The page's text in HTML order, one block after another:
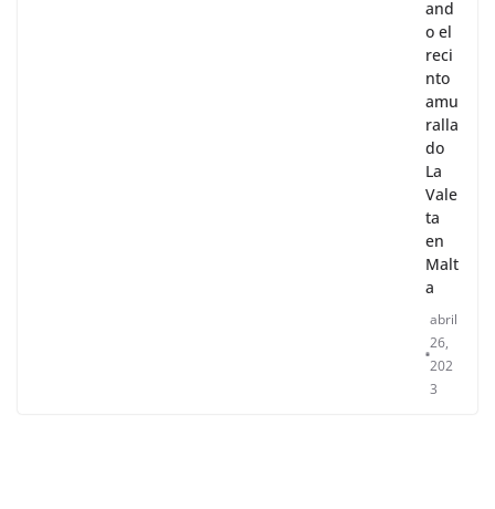
Visit
and
o el
reci
nto
amu
ralla
do
La
Vale
ta
en
Malt
a
abril
26,
202